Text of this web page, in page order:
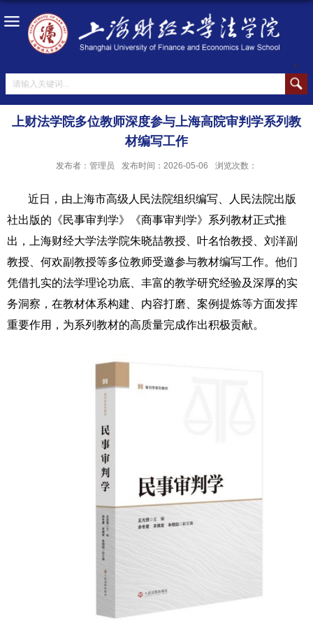
上财法学院多位教师深度参与上海高院审判学系列教
材编写工作
发布者：管理员 发布时间：2026-05-06 浏览次数：
近日，由上海市高级人民法院组织编写、人民法院出版
社出版的《民事审判学》《商事审判学》系列教材正式推
出，上海财经大学法学院朱晓喆教授、叶名怡教授、刘洋副
教授、何欢副教授等多位教师受邀参与教材编写工作。他们
凭借扎实的法学理论功底、丰富的教学研究经验及深厚的实
务洞察，在教材体系构建、内容打磨、案例提炼等方面发挥
重要作用，为系列教材的高质量完成作出积极贡献。